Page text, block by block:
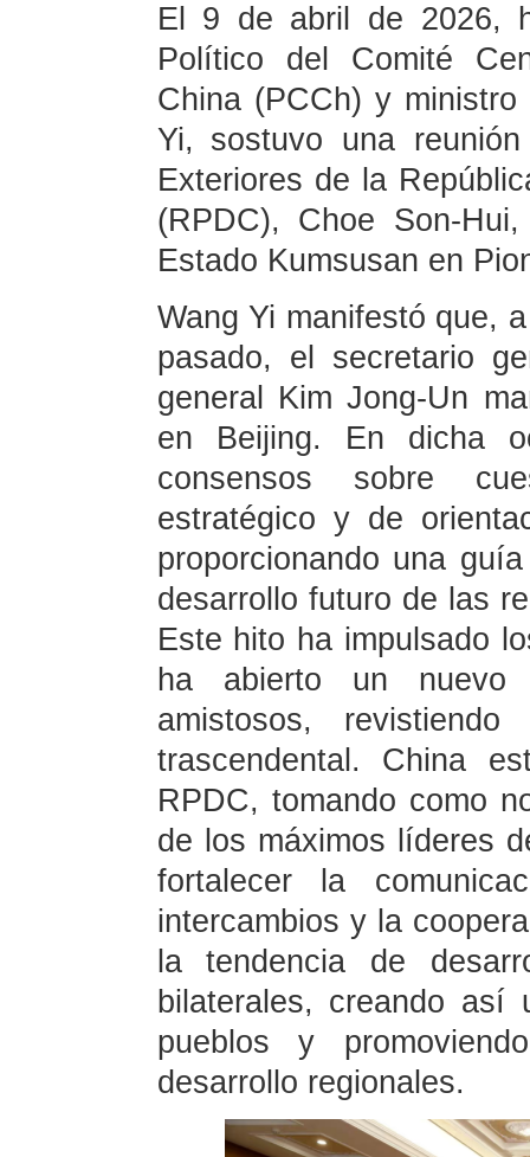
El 9 de abril de 2026,
Político del Comité
China (PCCh) y
Yi, sostuvo una
Exteriores de la
(RPDC), Choe Son-
Estado Kumsusan en
Wang Yi manifestó que,
pasado, el secretario
general Kim Jong-Un
en Beijing. En dicha
consensos sobre
estratégico y de
proporcionando una
desarrollo futuro de las
Este hito ha impulsado
ha abierto un nuevo
amistosos,
trascendental. China
RPDC, tomando como
de los máximos líderes
fortalecer la
intercambios y la
la tendencia de
bilaterales, creando así
pueblos y
desarrollo regionales.